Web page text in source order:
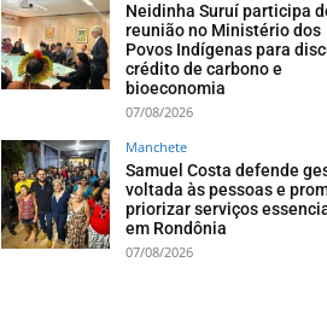
Neidinha Suruí participa
reunião no Ministério dos
Povos Indígenas para
crédito de carbono e
bioeconomia
07/08/2026
Manchete
Samuel Costa defende
voltada às pessoas e
priorizar serviços
em Rondônia
07/08/2026